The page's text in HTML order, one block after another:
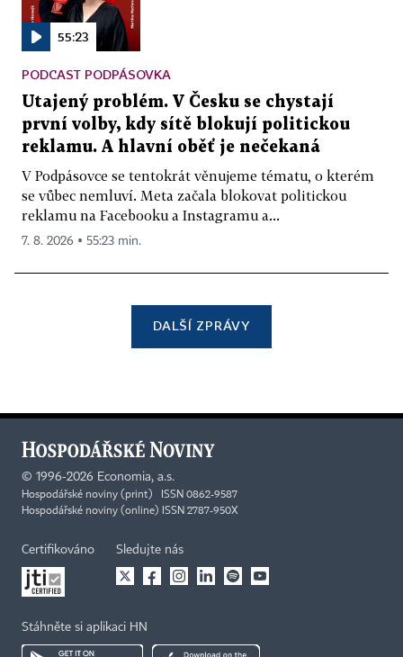
55:23
PODCAST PODPÁSOVKA
Utajený problém. V Česku se chystají
první volby, kdy sítě blokují politickou
reklamu. A hlavní oběť je nečekaná
V Podpásovce se tentokrát věnujeme tématu, o kterém
se vůbec nemluví. Meta začala blokovat politickou
reklamu na Facebooku a Instagramu a...
7. 8. 2026 ▪ 55:23 min.
DALŠÍ ZPRÁVY
© 1996-2026 Economia, a.s.
Hospodářské noviny (print) ISSN 0862-9587
Hospodářské noviny (online) ISSN 2787-950X
Certifikováno Sledujte nás
Stáhněte si aplikaci HN